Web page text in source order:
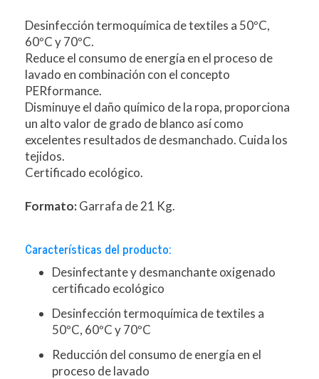
Desinfección termoquímica de textiles a 50ºC,
60ºC y 70ºC.
Reduce el consumo de energía en el proceso de
lavado en combinación con el concepto
PERformance.
Disminuye el daño químico de la ropa, proporciona
un alto valor de grado de blanco así como
excelentes resultados de desmanchado. Cuida los
tejidos.
Certificado ecológico.
Formato:Garrafa de 21 Kg.
Características del producto:
Desinfectante y desmanchante oxigenado
certificado ecológico
Desinfección termoquímica de textiles a
50ºC, 60ºC y 70ºC
Reducción del consumo de energía en el
proceso de lavado